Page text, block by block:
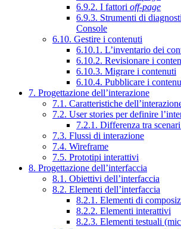
6.9.2. I fattori off-page
6.9.3. Strumenti di
Console
6.10. Gestire i contenuti
6.10.1. L’inventario dei
6.10.2. Revisionare i
6.10.3. Migrare i contenuti
6.10.4. Pubblicare i
7. Progettazione dell’interazione
7.1. Caratteristiche
7.2. User stories per definire
7.2.1. Differenza tra
7.3. Flussi di interazione
7.4. Wireframe
7.5. Prototipi interattivi
8. Progettazione dell’interfaccia
8.1. Obiettivi dell’interfaccia
8.2. Elementi dell’interfaccia
8.2.1. Elementi di
8.2.2. Elementi interattivi
8.2.3. Elementi testuali